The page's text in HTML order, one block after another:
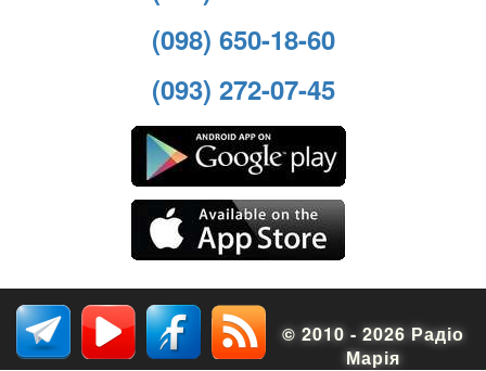
(098) 650-18-60
(093) 272-07-45
© 2010 - 2026 Радіо
Марія